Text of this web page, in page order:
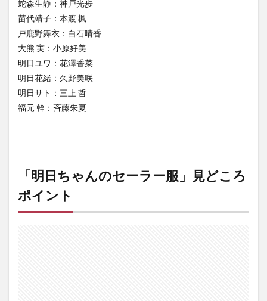
蛇森生静：神戸光歩
苗代靖子：本渡 楓
戸鹿野舞衣：白石晴香
大熊 実：小原好美
明日ユワ：花澤香菜
明日花緒：久野美咲
明日サト：三上 哲
福元 幹：斉藤朱夏
「明日ちゃんのセーラー服」見どころ
ポイント